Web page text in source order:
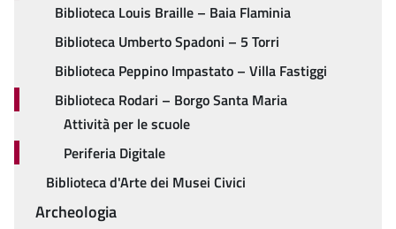
Biblioteca Louis Braille – Baia Flaminia
Biblioteca Umberto Spadoni – 5 Torri
Biblioteca Peppino Impastato – Villa Fastiggi
Biblioteca Rodari – Borgo Santa Maria
Attività per le scuole
Periferia Digitale
Biblioteca d'Arte dei Musei Civici
Archeologia